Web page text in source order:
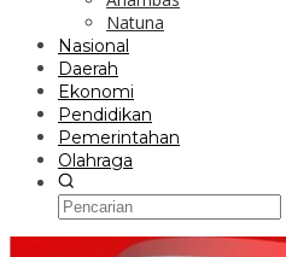
Natuna
Nasional
Daerah
Ekonomi
Pendidikan
Pemerintahan
Olahraga